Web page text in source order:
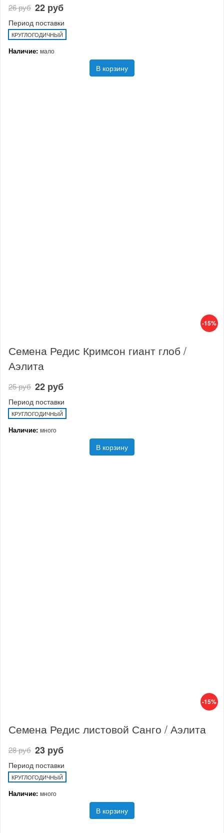
26 руб 22 руб
Период поставки
КРУГЛОГОДИЧНЫЙ
Наличие: мало
В корзину
-15%
Семена Редис Кримсон гиант глоб /
Аэлита
25 руб 22 руб
Период поставки
КРУГЛОГОДИЧНЫЙ
Наличие: много
В корзину
-15%
Семена Редис листовой Санго / Аэлита
28 руб 23 руб
Период поставки
КРУГЛОГОДИЧНЫЙ
Наличие: много
В корзину